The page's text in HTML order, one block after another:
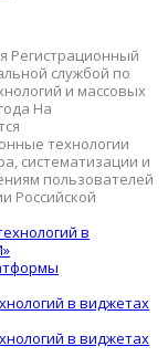
Регистрационный
службой по
и массовых
На
технологии
систематизации и
пользователей
Российской
в
в виджетах
в виджетах